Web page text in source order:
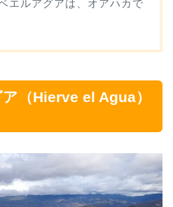
エルアグアは、オアハカで
（Hierve el Agua）